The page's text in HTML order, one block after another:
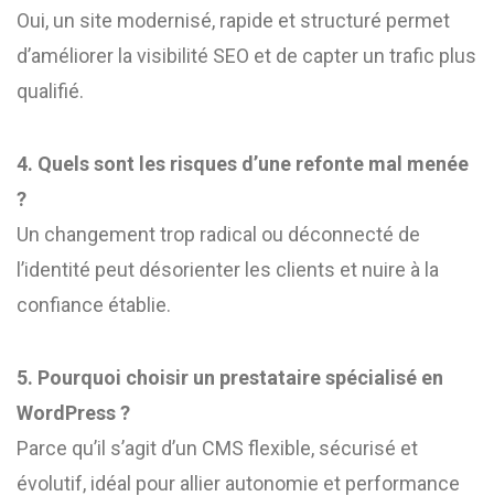
Oui, un site modernisé, rapide et structuré permet
d’améliorer la visibilité SEO et de capter un trafic plus
qualifié.
4. Quels sont les risques d’une refonte mal menée
?
Un changement trop radical ou déconnecté de
l’identité peut désorienter les clients et nuire à la
confiance établie.
5. Pourquoi choisir un prestataire spécialisé en
WordPress ?
Parce qu’il s’agit d’un CMS flexible, sécurisé et
évolutif, idéal pour allier autonomie et performance